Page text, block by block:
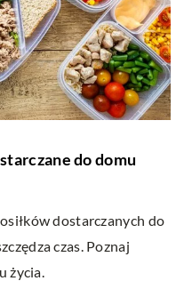
do domu
dostarczanych do
czas. Poznaj
życia.